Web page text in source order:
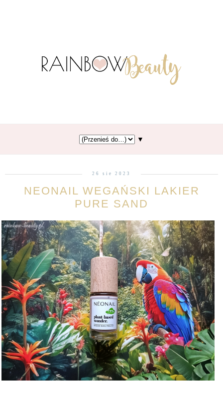
▼
26 sie 2023
NEONAIL WEGAŃSKI LAKIER
PURE SAND